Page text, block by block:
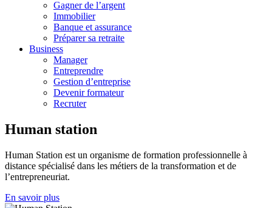
Gagner de l’argent
Immobilier
Banque et assurance
Préparer sa retraite
Business
Manager
Entreprendre
Gestion d’entreprise
Devenir formateur
Recruter
Human station
Human Station est un organisme de formation professionnelle à
distance spécialisé dans les métiers de la transformation et de
l’entrepreneuriat.
En savoir plus